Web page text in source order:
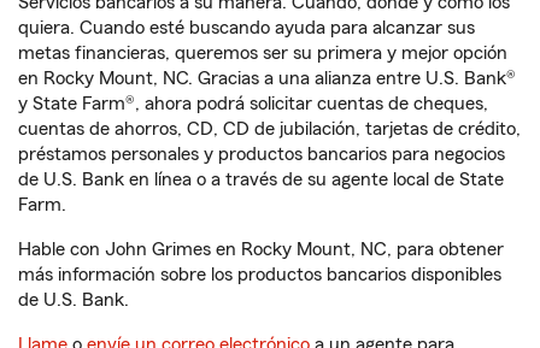
quiera. Cuando esté buscando ayuda para alcanzar sus
metas financieras, queremos ser su primera y mejor opción
en Rocky Mount, NC. Gracias a una alianza entre U.S. Bank®
y State Farm®, ahora podrá solicitar cuentas de cheques,
cuentas de ahorros, CD, CD de jubilación, tarjetas de crédito,
préstamos personales y productos bancarios para negocios
de U.S. Bank en línea o a través de su agente local de State
Farm.
Hable con John Grimes en Rocky Mount, NC, para obtener
más información sobre los productos bancarios disponibles
de U.S. Bank.